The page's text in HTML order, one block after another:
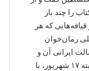
را چند بار
که هر
رمان‌خوان
ایرانی آن و
همین‌طور بحث داغ این روزها یعنی فلسطین و البته ۱۷ شهریور، با